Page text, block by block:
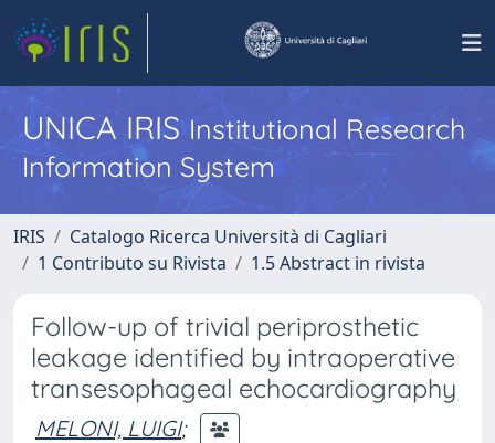
UNICA IRISInstitutional Research
Information System
IRIS
Catalogo Ricerca Università di Cagliari
1 Contributo su Rivista
1.5 Abstract in rivista
Follow-up of trivial periprosthetic
leakage identified by intraoperative
transesophageal echocardiography
MELONI, LUIGI;